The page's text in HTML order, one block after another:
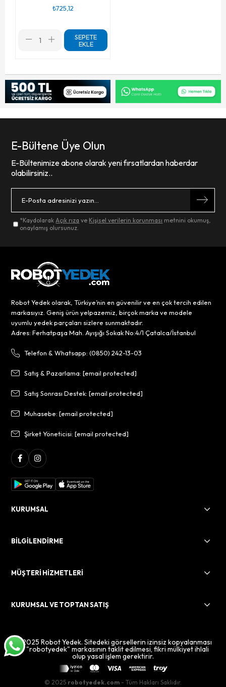
₺725,12
SEPETE
EKLE
E-Bültene Üye Olun
E-Bültenimize abone olarak yeni fırsatlardan haberdar
olabilirsiniz..
*KaydolarakAçık rıza ve Kişisel verilerin korunması metnini okumuş,
onaylamış olursunuz.
Robot Yedek olarak, Türkiye’nin en güvenilir ve en çok tercih edilen
markasıyız. Geniş ürün yelpazemiz, birçok marka ve modele
uyumlu yedek parçaları sizlere sunmaktadır.
Adres: Ferhatpaşa Mah. Ayışığı Sokak No:4/1 Çatalca/İstanbul
Telefon & Whatsapp: (0850) 242-13-03
Satış & Pazarlama:[email protected]
Satış Sonrası Destek:[email protected]
Muhasebe:[email protected]
Şirket Yöneticisi:[email protected]
KURUMSAL
BİLGİLENDİRME
MÜŞTERİ HİZMETLERİ
KURUMSAL VE TOPTAN SATIŞ
© 2025 Robot Yedek. Sitedeki görsellerin izinsiz kopyalanması
ve "robotyedek" markasının taklit edilmesi, fikri mülkiyet ihlali
olup yasal işlem gerektirir.
© 2025 robotyedek.com - Tüm Hakları Saklıdır.